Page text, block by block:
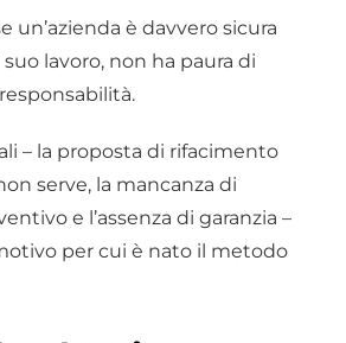
un’azienda è davvero sicura
lavoro, non ha paura di
– la proposta di rifacimento
serve, la mancanza di
e l’assenza di garanzia –
per cui è nato il metodo